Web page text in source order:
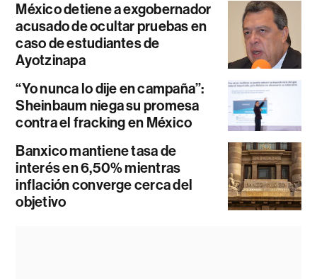
México detiene a exgobernador
acusado de ocultar pruebas en
caso de estudiantes de
Ayotzinapa
“Yo nunca lo dije en campaña”:
Sheinbaum niega su promesa
contra el fracking en México
Banxico mantiene tasa de
interés en 6,50% mientras
inflación converge cerca del
objetivo